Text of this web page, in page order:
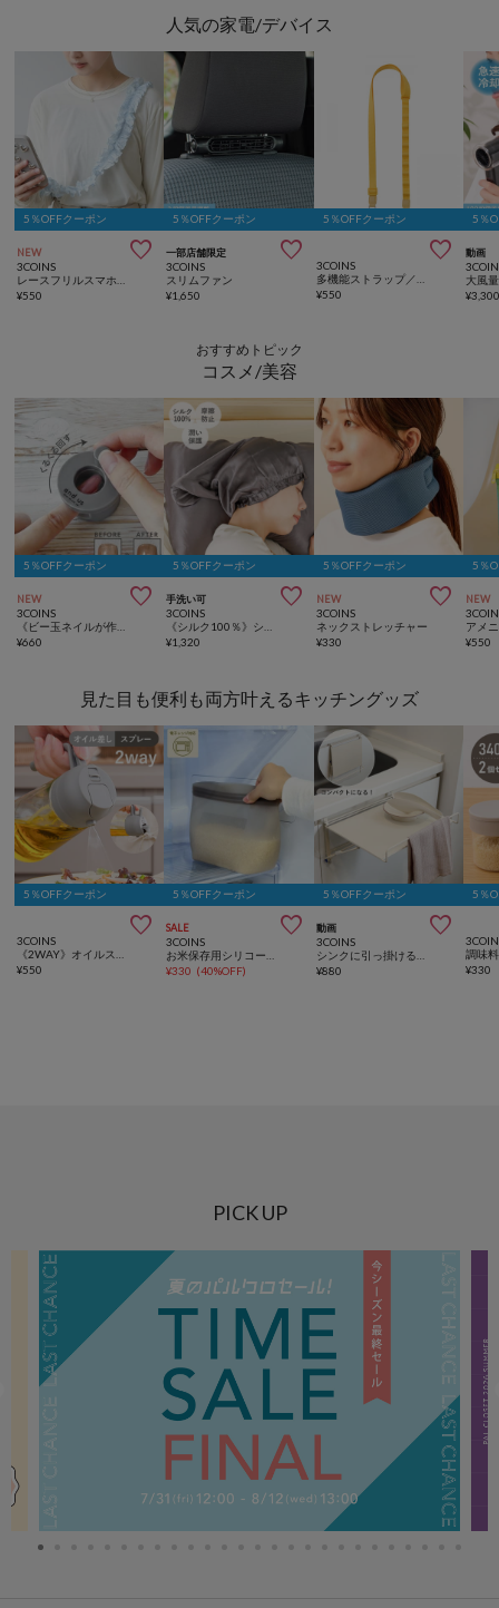
人気の家電/デバイス
5％OFFクーポン
NEW 
3COINS
¥550
5％OFFクーポン
一部店舗限定 
3COINS
スリムファン
¥1,650
5％OFFクーポン

3COINS
¥550
5％
動画
¥
おすすめトピック
コスメ/美容
5％OFFクーポン
NEW 
3COINS
¥660
5％OFFクーポン
手洗い可 
3COINS
¥1,320
5％OFFクーポン
NEW 
3COINS
ネックストレッチャー
¥330
5％
NEW
アメ
¥550
見た目も便利も両方叶えるキッチングッズ
5％OFFクーポン

3COINS
¥550
5％OFFクーポン
SALE 
3COINS
¥330 (40%OFF)
5％OFFクーポン
動画 
3COINS
¥880
5％
¥330
PICK UP